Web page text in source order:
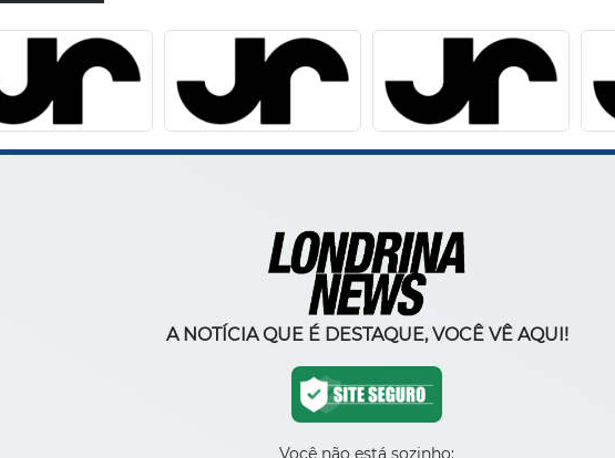
A NOTÍCIA QUE É DESTAQUE, VOCÊ VÊ AQUI!
Você não está sozinho: